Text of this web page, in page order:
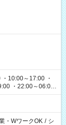
10:00～17:00 ・
・22:00～06:00
・WワークOK / シ